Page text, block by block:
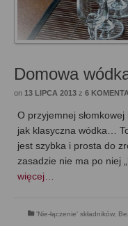
Domowa
on 13 LIPCA 2013 z 6
O przyjemnej
jak klasyczna wódka…
jest szybka i prosta do
zasadzie nie ma po niej
więcej…
'Nie-łączenie' składników,